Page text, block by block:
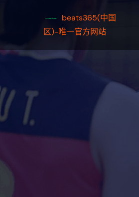
beats365(中国
区)-唯一官方网站